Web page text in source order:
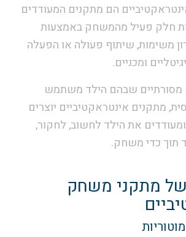
הם מתקנים המעודדים
חלק פעיל מהמשחק באמצעות
משימות, שיתוף פעולה או הפעלה
ומכניים.
מסורתיים שבהם הילד משתמש
מתקנים אינטראקטיביים יוצרים
את הילד לחשוב, לחקור,
תוך כדי משחק.
של מתקני משחק